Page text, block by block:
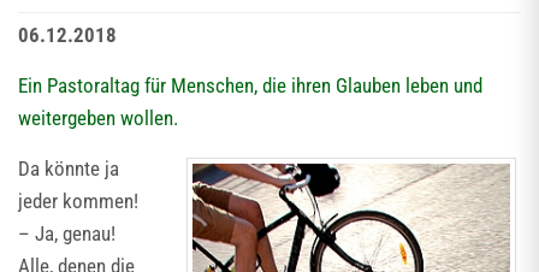
06.12.2018
Ein Pastoraltag für Menschen, die ihren Glauben leben und
weitergeben wollen.
Da könnte ja
jeder kommen!
– Ja, genau!
Alle, denen die